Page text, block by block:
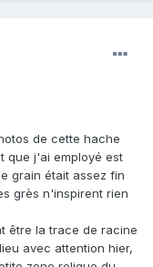
de cette hache
que j'ai employé est
grain était assez fin
grès n'inspirent rien
être la trace de racine
avec attention hier,